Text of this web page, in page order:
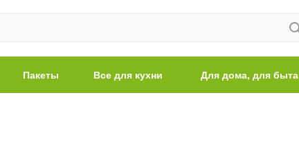
Пакеты Все для кухни Для дома, для быта